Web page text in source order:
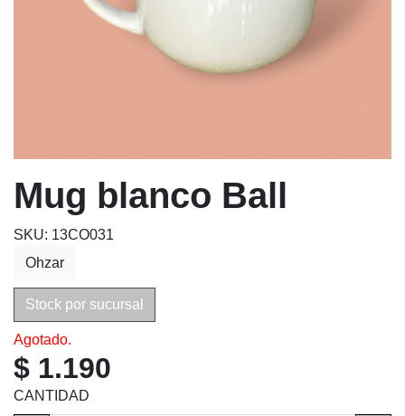
Mug blanco Ball
SKU: 13CO031
Ohzar
Stock por sucursal
Agotado.
$ 1.190
CANTIDAD